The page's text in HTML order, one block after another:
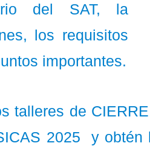
del SAT, la
los requisitos
importantes.
talleres de
2025 y obtén